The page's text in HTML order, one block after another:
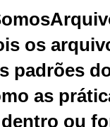
os
padrões
as
ou